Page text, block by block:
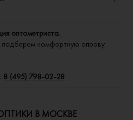
оптометриста.
комфортную оправу
8 (495) 798-02-28
В МОСКВЕ